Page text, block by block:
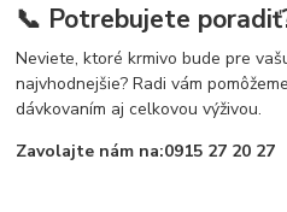
📞 Potrebujete
Neviete, ktoré krmivo bude pre
najvhodnejšie? Radi vám
dávkovaním aj celkovou výživou.
Zavolajte nám na:0915 27 20 27